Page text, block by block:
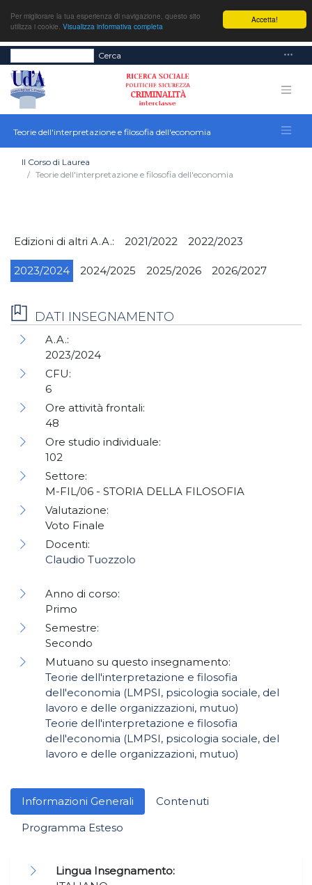
Accetta!
Per migliorare la tua esperienza di navigazione, questo sito
utilizza i cookie. Visualizza informativa completa
Cerca
Teorie dell'interpretazione e filosofia dell'economia
Il Corso di Laurea
Teorie dell'interpretazione e filosofia dell'economia
Edizioni di altri A.A.: 2021/2022 2022/2023
2023/2024 2024/2025 2025/2026 2026/2027
Informazioni Generali
Contenuti
Programma Esteso
Lingua Insegnamento:
DATI INSEGNAMENTO
A.A.:
2023/2024
CFU:
6
Ore attività frontali:
48
Ore studio individuale:
102
Settore:
M-FIL/06 - STORIA DELLA FILOSOFIA
Valutazione:
Voto Finale
Docenti:
Claudio Tuozzolo
Anno di corso:
Primo
Semestre:
Secondo
Mutuano su questo insegnamento:
Teorie dell'interpretazione e filosofia
dell'economia (LMPSI, psicologia sociale, del
lavoro e delle organizzazioni, mutuo)
Teorie dell'interpretazione e filosofia
dell'economia (LMPSI, psicologia sociale, del
lavoro e delle organizzazioni, mutuo)